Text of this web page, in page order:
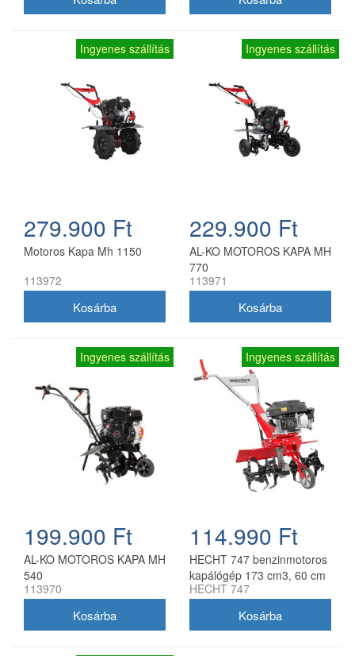
Ingyenes szállítás
279.900 Ft
Motoros Kapa Mh 1150
113972
Ingyenes szállítás
229.900 Ft
AL-KO MOTOROS KAPA MH
770
113971
Ingyenes szállítás
199.900 Ft
AL-KO MOTOROS KAPA MH
540
113970
Ingyenes szállítás
114.990 Ft
HECHT 747 benzinmotoros
kapálógép 173 cm3, 60 cm
munkaszélesség
HECHT 747